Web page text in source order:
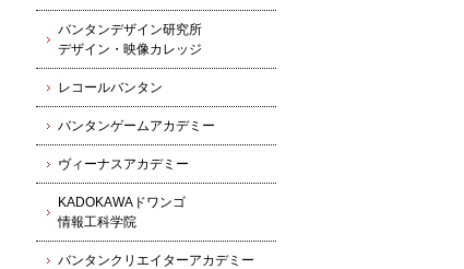
バンタンデザイン研究所
デザイン・映像カレッジ
レコールバンタン
バンタンゲームアカデミー
ヴィーナスアカデミー
KADOKAWAドワンゴ
情報工科学院
バンタンクリエイターアカデミー